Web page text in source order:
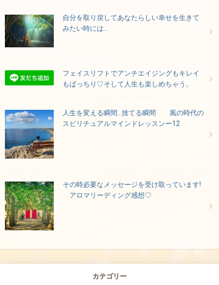
自分を取り戻してあなたらしい幸せを生きて
みたい時には…
フェイスリフトでアンチエイジングもキレイ
もばっちり♡そして人生も楽しめちゃう。
人生を変える瞬間…捨てる瞬間 風の時代の
スピリチュアルマインドレッスンー12
その時必要なメッセージを受け取っています!
アロマリーディング感想♡
カテゴリー